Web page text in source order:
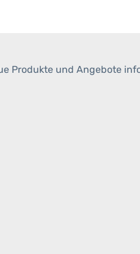
Produkte und Angebote